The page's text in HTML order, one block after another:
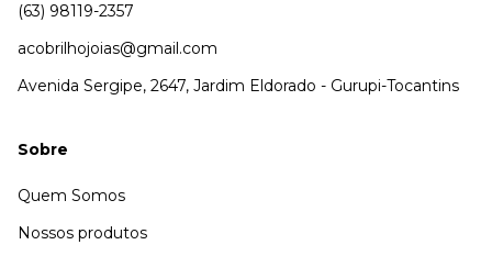
(63) 98119-2357
acobrilhojoias@gmail.com
Avenida Sergipe, 2647, Jardim Eldorado - Gurupi-Tocantins
Sobre
Quem Somos
Nossos produtos